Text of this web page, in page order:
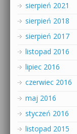
sierpień 2021
sierpień 2018
sierpień 2017
listopad 2016
lipiec 2016
czerwiec 2016
maj 2016
styczeń 2016
listopad 2015